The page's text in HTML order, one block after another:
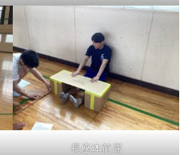
長座体前屈